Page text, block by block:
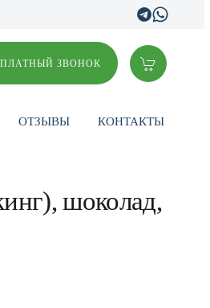
ЗВОНОК
ОТЗЫВЫ КОНТАКТЫ
шоколад,